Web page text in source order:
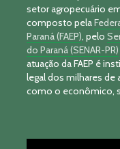
setor agropecuário
composto pela
Paraná (FAEP), pelo
do Paraná (SENAR-PR)
atuação da FAEP é
legal dos milhares de
como o econômico,